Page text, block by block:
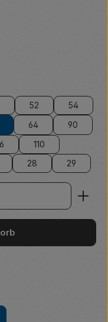
52
54
64
90
110
28 29
Wert ein